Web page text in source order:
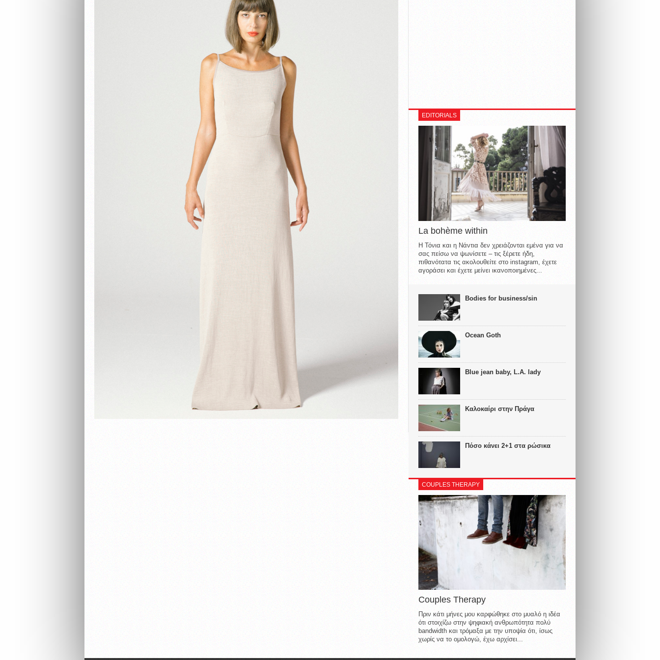
EDITORIALS
La bohème within
Η Τόνια και η Νάντια δεν χρειάζονται εμένα για να
σας πείσω να ψωνίσετε – τις ξέρετε ήδη,
πιθανότατα τις ακολουθείτε στο instagram, έχετε
αγοράσει και έχετε μείνει ικανοποιημένες...
Bodies for business/sin
Ocean Goth
Blue jean baby, L.A. lady
Καλοκαίρι στην Πράγα
Πόσο κάνει 2+1 στα ρώσικα
COUPLES THERAPY
Couples Therapy
Πριν κάτι μήνες μου καρφώθηκε στο μυαλό η ιδέα
ότι στοιχίζω στην ψηφιακή ανθρωπότητα πολύ
bandwidth και τρόμαξα με την υποψία ότι, ίσως
χωρίς να το ομολογώ, έχω αρχίσει...